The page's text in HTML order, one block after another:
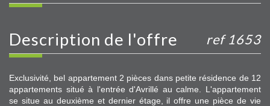
description de l'offre ref 1653
Exclusivité, bel appartement 2 pièces dans petite résidence de 12
appartements situé à l'entrée d'Avrillé au calme. L'appartement
se situe au deuxième et dernier étage, il offre une pièce de vie